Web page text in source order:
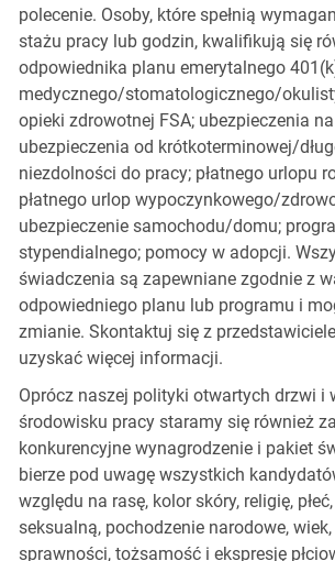
polecenie. Osoby, które spełnią
stażu pracy lub godzin, kwalifikują się
odpowiednika planu emerytalnego
medycznego/stomatologicznego/
opieki zdrowotnej FSA; ubezpieczenia
ubezpieczenia od krótkoterminowej/
niezdolności do pracy; płatnego urlopu
płatnego urlop wypoczynkowego/
ubezpieczenie samochodu/domu;
stypendialnego; pomocy w adopcji.
świadczenia są zapewniane zgodnie z
odpowiedniego planu lub programu i
zmianie. Skontaktuj się z
uzyskać więcej informacji.
Oprócz naszej polityki otwartych drzwi i
środowisku pracy staramy się również
konkurencyjne wynagrodzenie i pakiet
bierze pod uwagę wszystkich
względu na rasę, kolor skóry, religię,
seksualną, pochodzenie narodowe,
sprawności, tożsamość i ekspresję